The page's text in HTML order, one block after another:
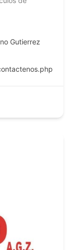
Gutierrez